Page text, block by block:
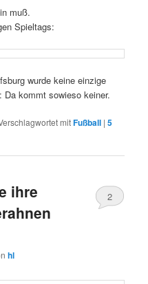
muß.
Spieltags:
wurde keine einzige
kommt sowieso keiner.
mitFußball |5
ihre
hl
2